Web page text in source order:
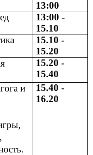
13:00
13:00 -
15.10
15.10 -
15.20
15.20 -
15.40
и
15.40 -
16.20